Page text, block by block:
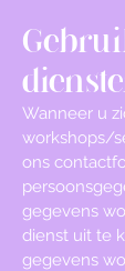
Wanneer u
workshops/
ons
gegevens
dienst uit te
gegevens